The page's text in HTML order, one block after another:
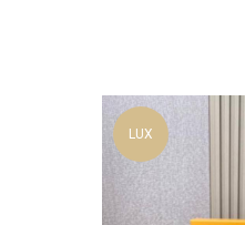
LUX